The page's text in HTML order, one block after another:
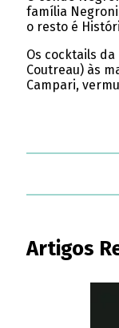
família
o resto é
Os cocktails
Coutreau) às
Campari,
Artigos